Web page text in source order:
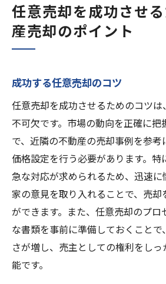
任意売却を成功させ
産売却のポイント
成功する任意売却のコツ
任意売却を成功させるためのコツ
不可欠です。市場の動向を正確に把
で、近隣の不動産の売却事例を参
価格設定を行う必要があります。
急な対応が求められるため、迅速
家の意見を取り入れることで、売却
ができます。また、任意売却のプ
な書類を事前に準備しておくことで
さが増し、売主としての権利をし
能です。